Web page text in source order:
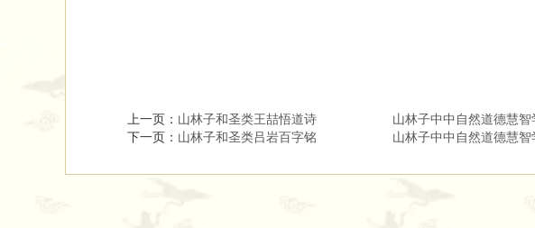
上一页： 山林子和圣类王喆悟道诗 ​ ​ ​ 山林子中中自然道德慧智学
下一页： 山林子和圣类吕岩百字铭 ​ ​ ​ 山林子中中自然道德慧智学